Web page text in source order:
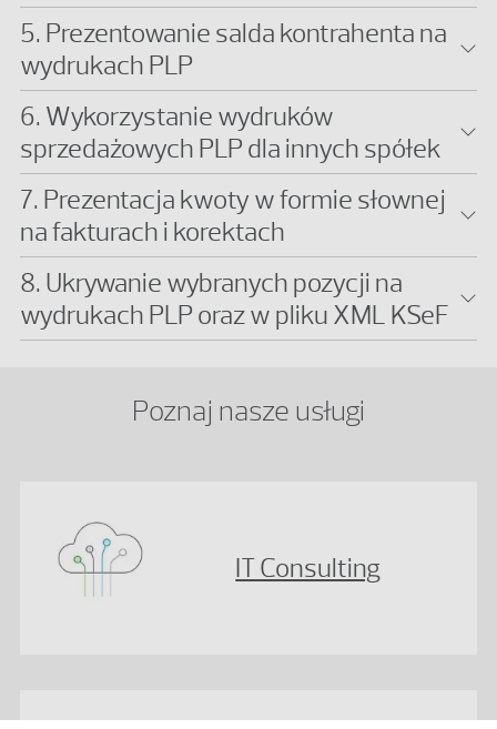
5. Prezentowanie salda kontrahenta na
wydrukach PLP
6. Wykorzystanie wydruków
sprzedażowych PLP dla innych spółek
7. Prezentacja kwoty w formie słownej
na fakturach i korektach
8. Ukrywanie wybranych pozycji na
wydrukach PLP oraz w pliku XML KSeF
Poznaj nasze usługi
IT Consulting